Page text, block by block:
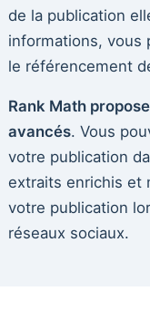
de la publication
informations, vous
le référencement
Rank Math
avancés. Vous
votre publication
extraits enrichis et
votre publication
réseaux sociaux.